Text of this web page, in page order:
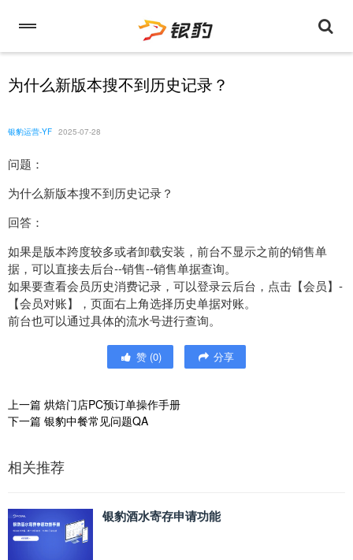
为什么新版本搜不到历史记录？
银豹运营-YF 2025-07-28
问题：
为什么新版本搜不到历史记录？
回答：
如果是版本跨度较多或者卸载安装，前台不显示之前的销售单
据，可以直接去后台--销售--销售单据查询。
如果要查看会员历史消费记录，可以登录云后台，点击【会员】-
【会员对账】，页面右上角选择历史单据对账。
前台也可以通过具体的流水号进行查询。
赞 (0) 分享
上一篇 烘焙门店PC预订单操作手册
下一篇 银豹中餐常见问题QA
相关推荐
银豹酒水寄存申请功能